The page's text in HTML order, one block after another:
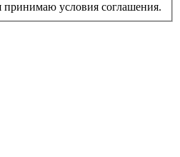
условия соглашения.